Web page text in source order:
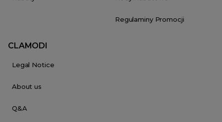
Regulaminy Promocji
CLAMODI
Legal Notice
About us
Q&A